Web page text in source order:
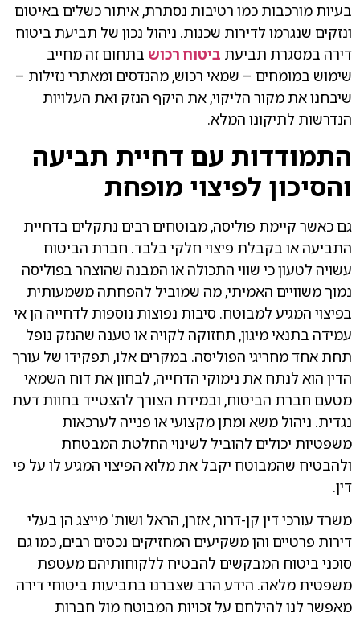
בעיות מורכבות כמו רטיבות נסתרת, איתור כשלים באיטום
ונזקים שנגרמו לדירות שכנות. ניהול נכון של תביעת ביטוח
דירה במסגרת תביעת ביטוח רכוש בתחום זה מחייב
שימוש במומחים – שמאי רכוש, מהנדסים ומאתרי נזילות –
שיבחנו את מקור הליקוי, את היקף הנזק ואת העלויות
הנדרשות לתיקונו המלא.
התמודדות עם דחיית תביעה
והסיכון לפיצוי מופחת
גם כאשר קיימת פוליסה, מבוטחים רבים נתקלים בדחיית
התביעה או בקבלת פיצוי חלקי בלבד. חברת הביטוח
עשויה לטעון כי שווי התכולה או המבנה שהוצהר בפוליסה
נמוך משוויים האמיתי, מה שמוביל להפחתה משמעותית
בפיצוי המגיע למבוטח. סיבות נפוצות נוספות לדחייה הן אי
עמידה בתנאי מיגון, תחזוקה לקויה או טענה שהנזק נופל
תחת אחד מחריגי הפוליסה. במקרים אלו, תפקידו של עורך
הדין הוא לנתח את נימוקי הדחייה, לבחון את דוח השמאי
מטעם חברת הביטוח, ובמידת הצורך להצטייד בחוות דעת
נגדית. ניהול משא ומתן מקצועי או פנייה לערכאות
משפטיות יכולים להוביל לשינוי החלטת המבטחת
ולהבטיח שהמבוטח יקבל את מלוא הפיצוי המגיע לו על פי
דין.
משרד עורכי דין קן-דרור, אזרן, הראל ושות' מייצג הן בעלי
דירות פרטיים והן משקיעים המחזיקים נכסים רבים, כמו גם
סוכני ביטוח המבקשים להבטיח ללקוחותיהם מעטפת
משפטית מלאה. הידע הרב שצברנו בתביעות ביטוחי דירה
מאפשר לנו להילחם על זכויות המבוטח מול חברות